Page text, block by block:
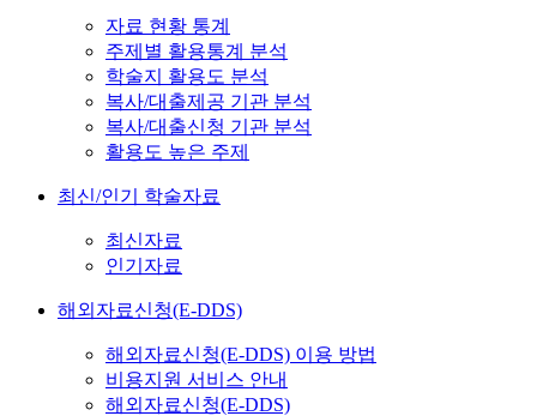
자료 현황 통계
주제별 활용통계 분석
학술지 활용도 분석
복사/대출제공 기관 분석
복사/대출신청 기관 분석
활용도 높은 주제
최신/인기 학술자료
최신자료
인기자료
해외자료신청(E-DDS)
해외자료신청(E-DDS) 이용 방법
비용지원 서비스 안내
해외자료신청(E-DDS)